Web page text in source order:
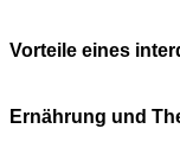
Vorteile eines
Ernährung und